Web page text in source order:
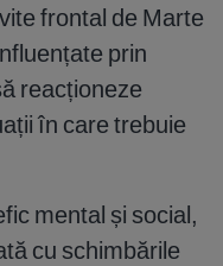
frontal de Marte
prin
reacționeze
în care trebuie
mental și social,
cu schimbările